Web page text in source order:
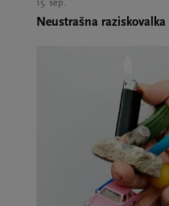
15. sep.,
Neustrašna raziskovalka